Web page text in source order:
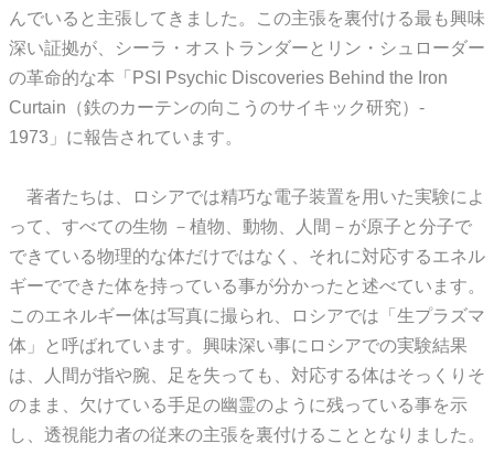
んでいると主張してきました。この主張を裏付ける最も興味
深い証拠が、シーラ・オストランダーとリン・シュローダー
の革命的な本「PSI Psychic Discoveries Behind the Iron
Curtain（鉄のカーテンの向こうのサイキック研究）-
1973」に報告されています。
著者たちは、ロシアでは精巧な電子装置を用いた実験によ
って、すべての生物 －植物、動物、人間－が原子と分子で
できている物理的な体だけではなく、それに対応するエネル
ギーでできた体を持っている事が分かったと述べています。
このエネルギー体は写真に撮られ、ロシアでは「生プラズマ
体」と呼ばれています。興味深い事にロシアでの実験結果
は、人間が指や腕、足を失っても、対応する体はそっくりそ
のまま、欠けている手足の幽霊のように残っている事を示
し、透視能力者の従来の主張を裏付けることとなりました。